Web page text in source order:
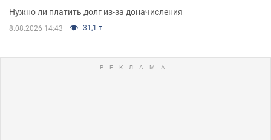
Нужно ли платить долг из-за доначисления
8.08.2026 14:43 31,1 т.